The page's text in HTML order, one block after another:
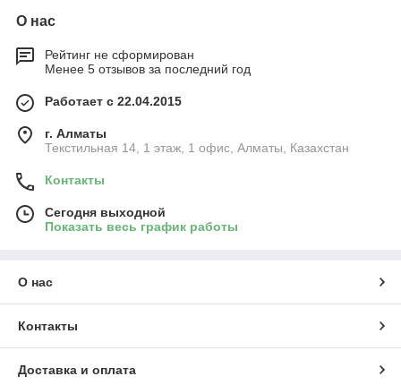
О нас
Рейтинг не сформирован
Менее 5 отзывов за последний год
Работает с 22.04.2015
г. Алматы
Текстильная 14, 1 этаж, 1 офис, Алматы, Казахстан
Контакты
Сегодня выходной
Показать весь график работы
О нас
Контакты
Доставка и оплата